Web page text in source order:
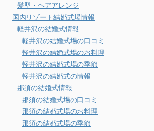
髪型・ヘアアレンジ
国内リゾート結婚式場情報
軽井沢の結婚式情報
軽井沢の結婚式場の口コミ
軽井沢の結婚式場のお料理
軽井沢の結婚式場の季節
軽井沢の結婚式の情報
那須の結婚式情報
那須の結婚式場の口コミ
那須の結婚式場のお料理
那須の結婚式場の季節